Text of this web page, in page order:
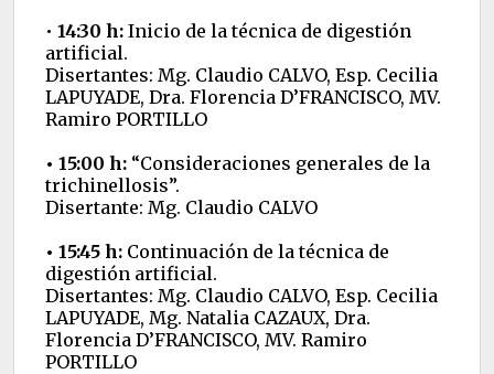
• 14:30 h: Inicio de la técnica de digestión
artificial.
Disertantes: Mg. Claudio CALVO, Esp. Cecilia
LAPUYADE, Dra. Florencia D’FRANCISCO, MV.
Ramiro PORTILLO
• 15:00 h: “Consideraciones generales de la
trichinellosis”.
Disertante: Mg. Claudio CALVO
• 15:45 h: Continuación de la técnica de
digestión artificial.
Disertantes: Mg. Claudio CALVO, Esp. Cecilia
LAPUYADE, Mg. Natalia CAZAUX, Dra.
Florencia D’FRANCISCO, MV. Ramiro
PORTILLO